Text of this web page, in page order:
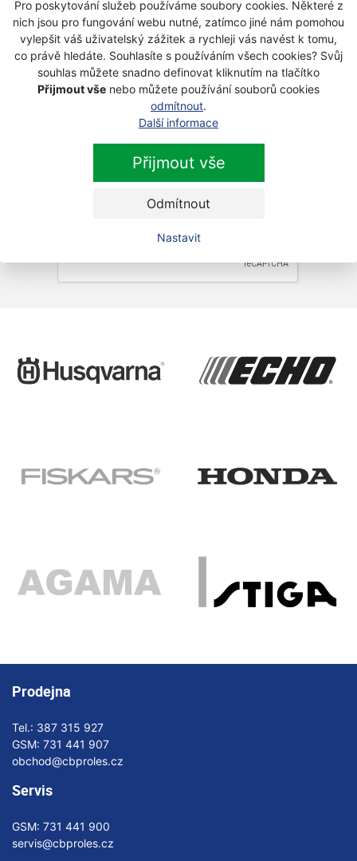
Pro poskytování služeb používáme soubory cookies. Některé z
nich jsou pro fungování webu nutné, zatímco jiné nám pomohou
vylepšit váš uživatelský zážitek a rychleji vás navést k tomu,
co právě hledáte. Souhlasíte s používáním všech cookies? Svůj
souhlas můžete snadno definovat kliknutím na tlačítko
Přijmout vše nebo můžete používání souborů cookies
odmítnout.
Další informace
Přijmout vše
Odmítnout
Nastavit
s DPH
Přihlaste se k odběru novinek
Zaškrtnutím souhlasím se zpracováním osobních
Prodejna
Tel.: 387 315 927
GSM: 731 441 907
obchod@cbproles.cz
Servis
GSM: 731 441 900
servis@cbproles.cz